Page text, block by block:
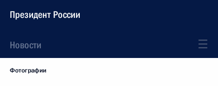
Президент России
Новости
Фотографии